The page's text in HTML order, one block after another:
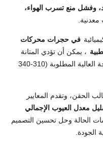
وفشل منع تسرب الهواء،
في حجرات محركات
، يمكن أن تؤدي المتانة
العالية لمادة PPS ودرجات حرارة المعالجة العالية المطلوبة (310-340
الحقن، وتقدم المعايير
معدل العيوب الإجمالي
الحالة وحل تحسين التصميم
الجودة.